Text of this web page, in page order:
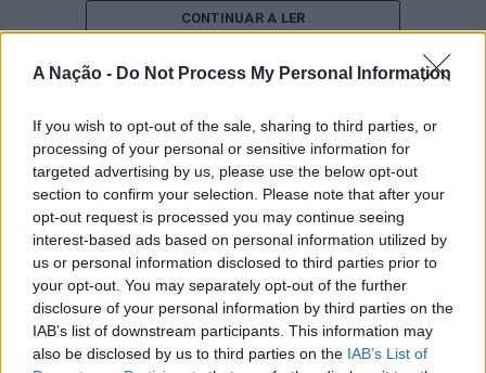
A Nação - Do Not Process My Personal Information
If you wish to opt-out of the sale, sharing to third parties, or
processing of your personal or sensitive information for
targeted advertising by us, please use the below opt-out
section to confirm your selection. Please note that after your
opt-out request is processed you may continue seeing
interest-based ads based on personal information utilized by
us or personal information disclosed to third parties prior to
your opt-out. You may separately opt-out of the further
disclosure of your personal information by third parties on the
IAB’s list of downstream participants. This information may
also be disclosed by us to third parties on the IAB’s List of
O pesquisador afirma que plataformas digitais também
cérebro, favorecendo a fadiga mental, a dificuldade de
tarefas inacabadas permanecem ativas na memória e
aumentam a sensação de sobrecarga, enquanto o stress
prolongado pode elevar os níveis de cortisol e
prejudicar o desempenho cognitivo.
Fabiano de Abreu Agrela Rodrigues ressalta que não há
evidências de que o ambiente digital provoque mudanças
genéticas na espécie humana. A adaptação observada,
afirma, ocorre por meio da neuroplasticidade, processo
pelo qual os circuitos neurais se reorganizam em
CONTINUAR A LER
“Millennium Estoril Open 2026”
regressou ao circuito ATP com
vitória do francês Luca Van Assche
Publicado 1 dia atrás on 07/08/2026
Por Ígor Lopes